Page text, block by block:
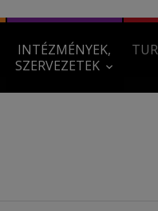
INTÉZMÉNYEK,
SZERVEZETEK